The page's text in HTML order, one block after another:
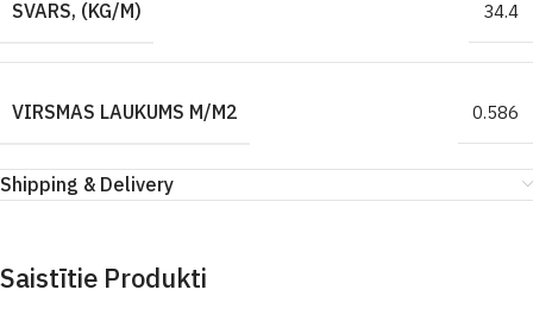
SVARS, (KG/M) 34.4
VIRSMAS LAUKUMS M/M2 0.586
Shipping & Delivery
Saistītie Produkti